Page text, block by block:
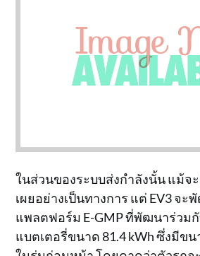
ในส่วนของระบบส่งกำลังนั้น แม้จ
เผยอย่างเป็นทางการ แต่ EV3 จ
แพลตฟอร์ม E-GMP ที่พัฒนาร่วมกั
แบตเตอรี่ขนาด 81.4 kWh ซึ่งมีข